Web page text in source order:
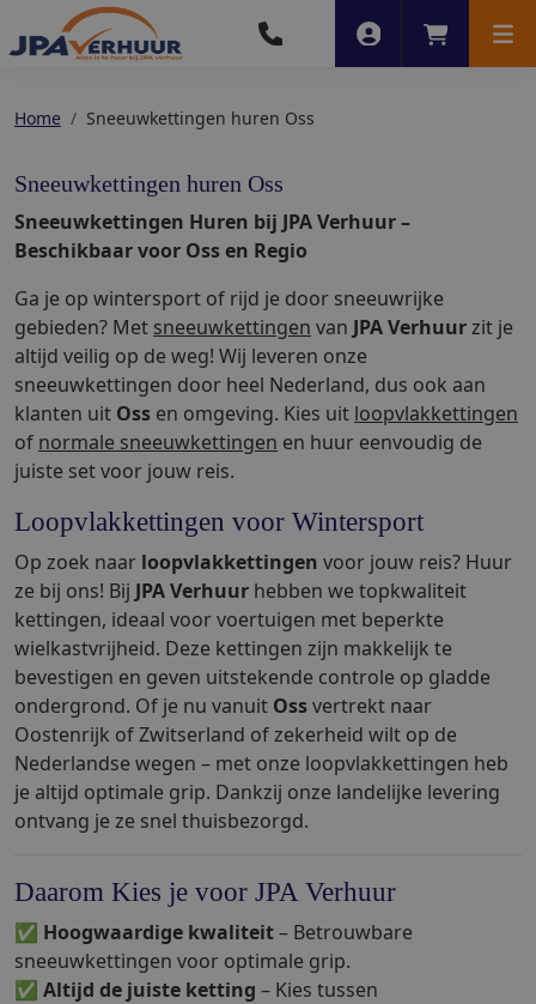
Account
Home Sneeuwkettingen huren Oss
Sneeuwkettingen huren Oss
Sneeuwkettingen Huren bij JPA Verhuur –
Beschikbaar voor Oss en Regio
Ga je op wintersport of rijd je door sneeuwrijke
gebieden? Met sneeuwkettingen van JPA Verhuurzit je
altijd veilig op de weg! Wij leveren onze
sneeuwkettingen door heel Nederland, dus ook aan
klanten uit Oss en omgeving. Kies uit loopvlakkettingen
of normale sneeuwkettingen en huur eenvoudig de
juiste set voor jouw reis.
Loopvlakkettingen voor Wintersport
Op zoek naar loopvlakkettingen voor jouw reis? Huur
ze bij ons! Bij JPA Verhuur hebben we topkwaliteit
kettingen, ideaal voor voertuigen met beperkte
wielkastvrijheid. Deze kettingen zijn makkelijk te
bevestigen en geven uitstekende controle op gladde
ondergrond. Of je nu vanuit Ossvertrekt naar
Oostenrijk of Zwitserland of zekerheid wilt op de
Nederlandse wegen – met onze loopvlakkettingen heb
je altijd optimale grip. Dankzij onze landelijke levering
ontvang je ze snel thuisbezorgd.
Daarom Kies je voor JPA Verhuur
✅ Hoogwaardige kwaliteit– Betrouwbare
sneeuwkettingen voor optimale grip.
✅ Altijd de juiste ketting – Kies tussen